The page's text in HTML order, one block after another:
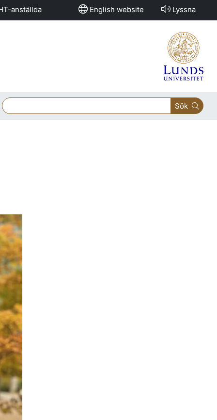
anställda English website Lyssna
Sök